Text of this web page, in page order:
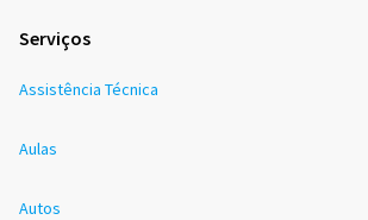
Serviços
Assistência Técnica
Aulas
Autos